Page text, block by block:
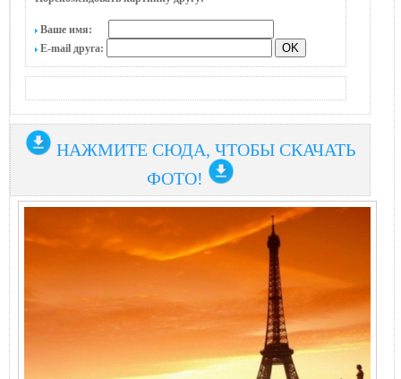
Ваше имя:
E-mail друга:
НАЖМИТЕ СЮДА, ЧТОБЫ СКАЧАТЬ
ФОТО!